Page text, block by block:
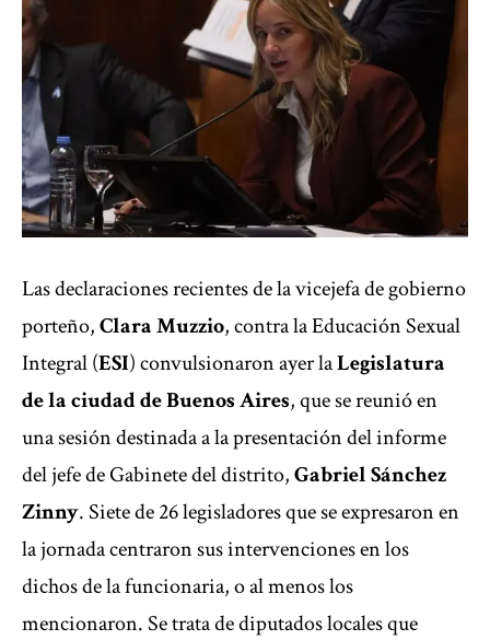
Las declaraciones recientes de la vicejefa de gobierno
porteño,Clara Muzzio, contra la Educación Sexual
Integral (ESI) convulsionaron ayer laLegislatura
de laciudad de Buenos Aires, que se reunió en
una sesión destinada a la presentación del informe
del jefe de Gabinete del distrito,Gabriel Sánchez
Zinny. Siete de 26 legisladores que se expresaron en
la jornada centraron sus intervenciones en los
dichos de la funcionaria, o al menos los
mencionaron. Se trata de diputados locales que